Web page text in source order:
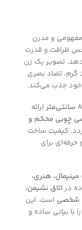
مفهومی و مدرن
حس ظرافت و قدرت
تصویر یک زن
گرم، تضاد بصری
خود جذب می‌کند.
ارائه
چوبی محکم و
کیفیت ساخت
حرفه‌ای برای
مینیمال، هنری،
در اتاق نشیمن،
شخصی است. این
با بیانی ساده و